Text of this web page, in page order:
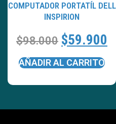
COMPUTADOR PORTATÍL DELL
INSPIRION
$98.000 $59.900
AÑADIR AL CARRITO